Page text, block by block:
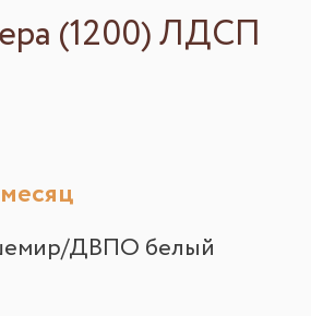
(1200) ЛДСП
ДВПО белый